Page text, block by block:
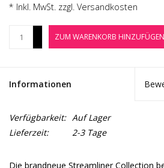
Jobbörse
* Inkl. MwSt. zzgl. Versandkosten
ZUM WARENKORB HINZUFÜGEN
Informationen
Verfügbarkeit: Auf Lager
Lieferzeit:
2-3 Tage
Die brandneue Streamliner Collection